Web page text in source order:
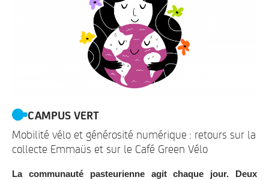
CAMPUS VERT
Mobilité vélo et générosité numérique : retours sur la
collecte Emmaüs et sur le Café Green Vélo
La communauté pasteurienne agit chaque jour. Deux